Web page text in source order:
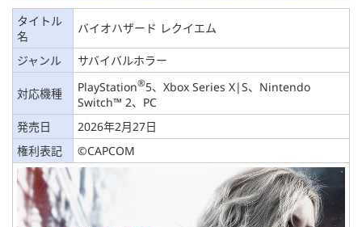
タイトル
名
バイオハザード レクイエム
ジャンル サバイバルホラー
対応機種 PlayStation®5、Xbox Series X|S、Nintendo
Switch™ 2、PC
発売日
2026年2月27日
権利表記
©CAPCOM